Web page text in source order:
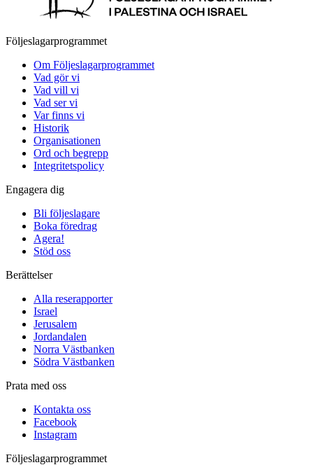
Följeslagarprogrammet
Om Följeslagarprogrammet
Vad gör vi
Vad vill vi
Vad ser vi
Var finns vi
Historik
Organisationen
Ord och begrepp
Integritetspolicy
Engagera dig
Bli följeslagare
Boka föredrag
Agera!
Stöd oss
Berättelser
Alla reserapporter
Israel
Jerusalem
Jordandalen
Norra Västbanken
Södra Västbanken
Prata med oss
Kontakta oss
Facebook
Instagram
Följeslagarprogrammet